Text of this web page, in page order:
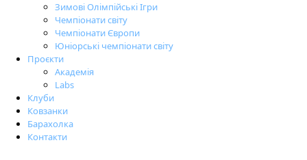
Зимові Олімпійські Ігри
Чемпіонати світу
Чемпіонати Європи
Юніорські чемпіонати світу
Проєкти
Академія
Labs
Клуби
Ковзанки
Барахолка
Контакти